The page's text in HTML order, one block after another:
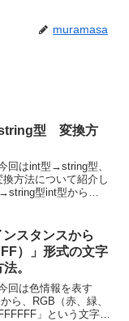
muramasa
型 変換方
回はint型→string型、
方法について紹介し
型int型から
ンスタンスから
）」形式の文字
。
回は色情報を表す
ら、RGB（赤、緑、
」という文字列